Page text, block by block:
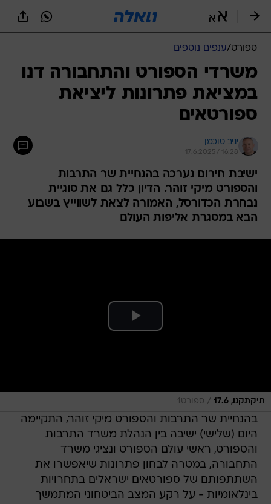
ספורט/ענפים נוספים
משרדי הספורט והתחבורה דנו
במציאת פתרונות ליציאת
ספורטאים
יניב טוכמן
17.6.2025 / 16:28
ישיבת חירום נערכה בהנחיית שר התרבות
והספורט מיקי זוהר. הדיון כלל גם את סוגיית
נבחרת הכדורסל, האמורה לצאת לשווייץ בשבוע
הבא במסגרת אליפות העולם
תיקתקנו, 17.6 / ספורט1
בהנחיית שר התרבות והספורט מיקי זוהר, התקיימה
היום (שלישי) ישיבה בין הנהלת משרד התרבות
והספורט, ראשי עולם הספורט ונציגי משרד
התחבורה, במטרה לבחון פתרונות שיאפשרו את
השתתפותם של ספורטאים ישראלים בתחרויות
בינלאומיות - על רקע המצב הביטחוני המתמשך